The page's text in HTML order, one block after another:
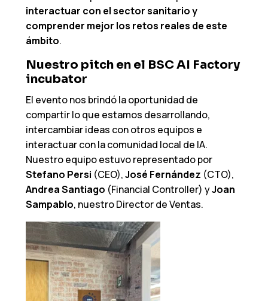
interactuar con el sector sanitario y
comprender mejor los retos reales de este
ámbito.
Nuestro pitch en el BSC AI Factory
incubator
El evento nos brindó la oportunidad de
compartir lo que estamos desarrollando,
intercambiar ideas con otros equipos e
interactuar con la comunidad local de IA.
Nuestro equipo estuvo representado por
Stefano Persi (CEO),José Fernández (CTO),
Andrea Santiago (Financial Controller) yJoan
Sampablo, nuestro Director de Ventas.